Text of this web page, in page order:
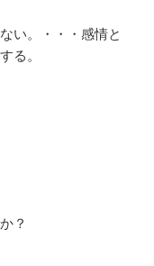
い。・・・感情と
る。
？